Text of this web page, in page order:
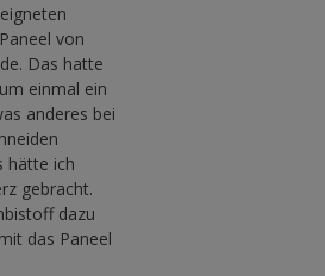
von
Das hatte
einmal ein
anderes bei
hätte ich
gebracht.
dazu
das Paneel